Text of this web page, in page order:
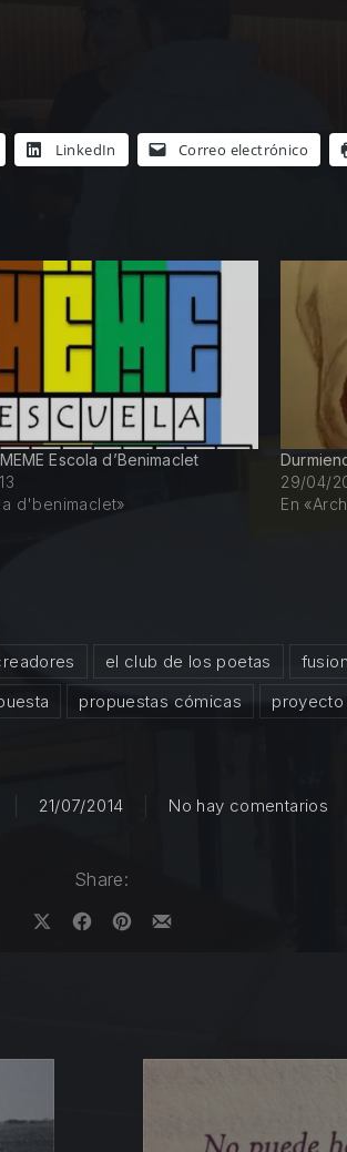
LinkedIn Correo electrónico
Escola d’Benimaclet
d'benimaclet»
29/04/
En
el club de los poetas
propuestas cómicas proyecto
21/07/2014 No hay comentarios
Share: